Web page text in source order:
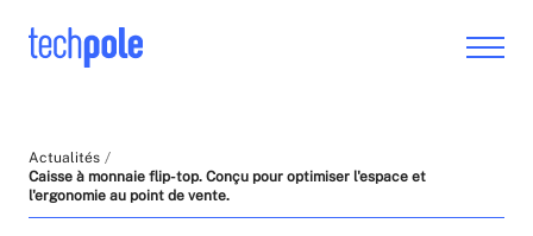
Actualités
Caisse à monnaie flip-top. Conçu pour optimiser l'espace et
l'ergonomie au point de vente.